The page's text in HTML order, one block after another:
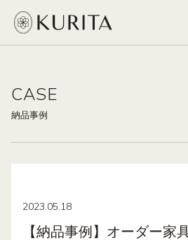
CASE
納品事例
2023.05.18
【納品事例】オーダー家